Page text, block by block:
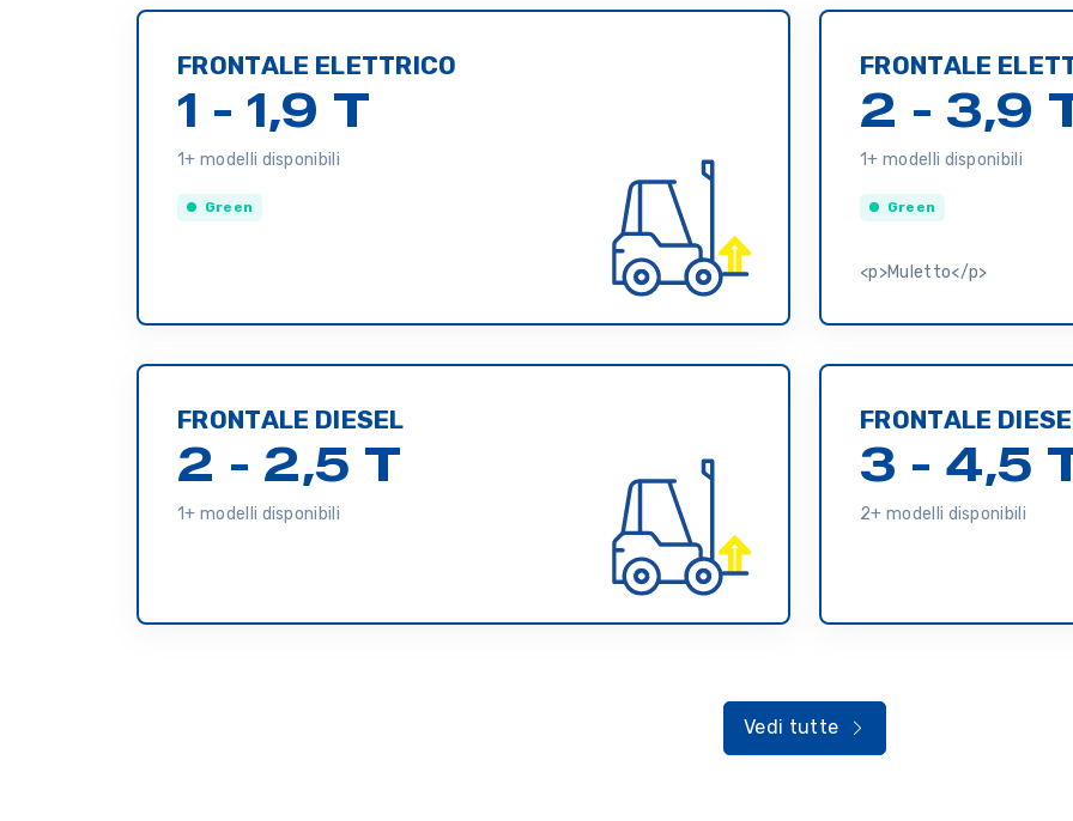
FRONTALE ELETTRICO
1 - 1,9 T
1+ modelli disponibili
Green
FRONTALE
2 - 3,9
1+ modelli disponibili
Green
<p>Muletto</p>
FRONTALE DIESEL
2 - 2,5 T
1+ modelli disponibili
FRONTALE
3 - 4,5
2+ modelli disponibili
Vedi tutte